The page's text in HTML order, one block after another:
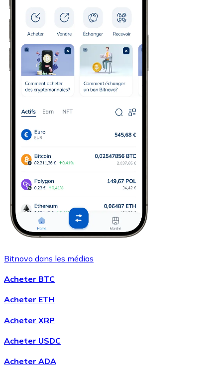
Bitnovo dans les médias
Acheter BTC
Acheter ETH
Acheter XRP
Acheter USDC
Acheter ADA